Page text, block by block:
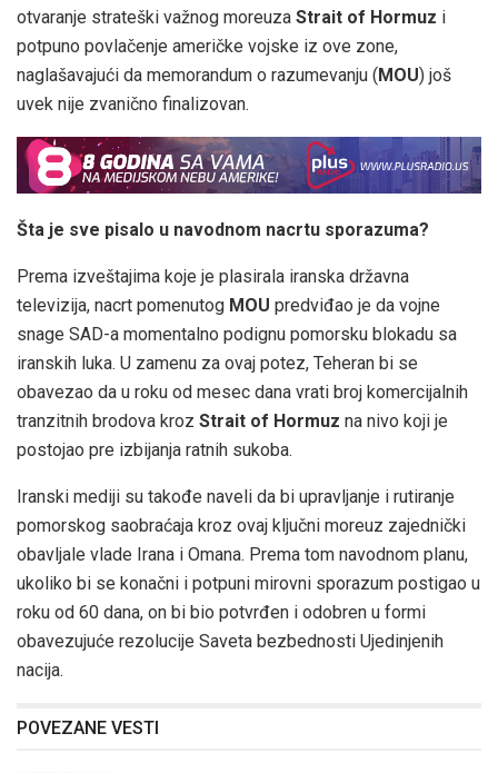
otvaranje strateški važnog moreuza Strait of Hormuz i
potpuno povlačenje američke vojske iz ove zone,
naglašavajući da memorandum o razumevanju (MOU) još
uvek nije zvanično finalizovan.
Šta je sve pisalo u navodnom nacrtu sporazuma?
Prema izveštajima koje je plasirala iranska državna
televizija, nacrt pomenutog MOU predviđao je da vojne
snage SAD-a momentalno podignu pomorsku blokadu sa
iranskih luka. U zamenu za ovaj potez, Teheran bi se
obavezao da u roku od mesec dana vrati broj komercijalnih
tranzitnih brodova kroz Strait of Hormuz na nivo koji je
postojao pre izbijanja ratnih sukoba.
Iranski mediji su takođe naveli da bi upravljanje i rutiranje
pomorskog saobraćaja kroz ovaj ključni moreuz zajednički
obavljale vlade Irana i Omana. Prema tom navodnom planu,
ukoliko bi se konačni i potpuni mirovni sporazum postigao u
roku od 60 dana, on bi bio potvrđen i odobren u formi
obavezujuće rezolucije Saveta bezbednosti Ujedinjenih
nacija.
POVEZANE VESTI